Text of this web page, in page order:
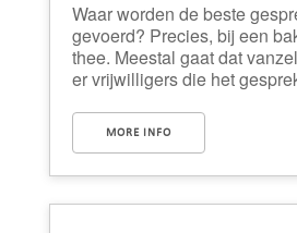
Waar worden de beste
gevoerd? Precies, bij een
thee. Meestal gaat dat
er vrijwilligers die het
MORE INFO